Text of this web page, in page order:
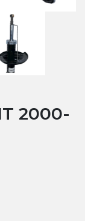
2000-